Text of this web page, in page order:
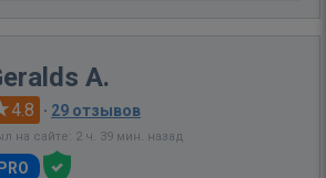
A.
4.8 · 29 отзывов
на сайте: 2 ч. 39 мин. назад
PRO